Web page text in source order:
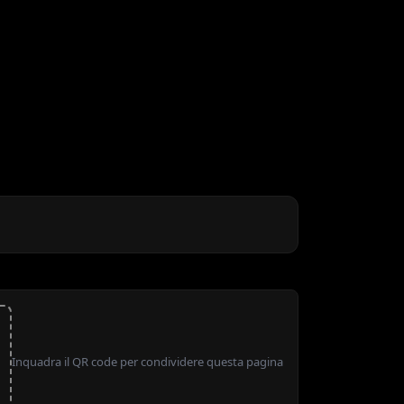
Inquadra il QR code per condividere questa pagina